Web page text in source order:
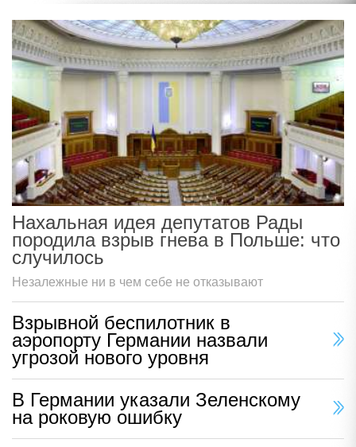
Нахальная идея депутатов Рады
породила взрыв гнева в Польше: что
случилось
Незалежные ни в чем себе не отказывают
Взрывной беспилотник в
аэропорту Германии назвали
угрозой нового уровня
В Германии указали Зеленскому
на роковую ошибку